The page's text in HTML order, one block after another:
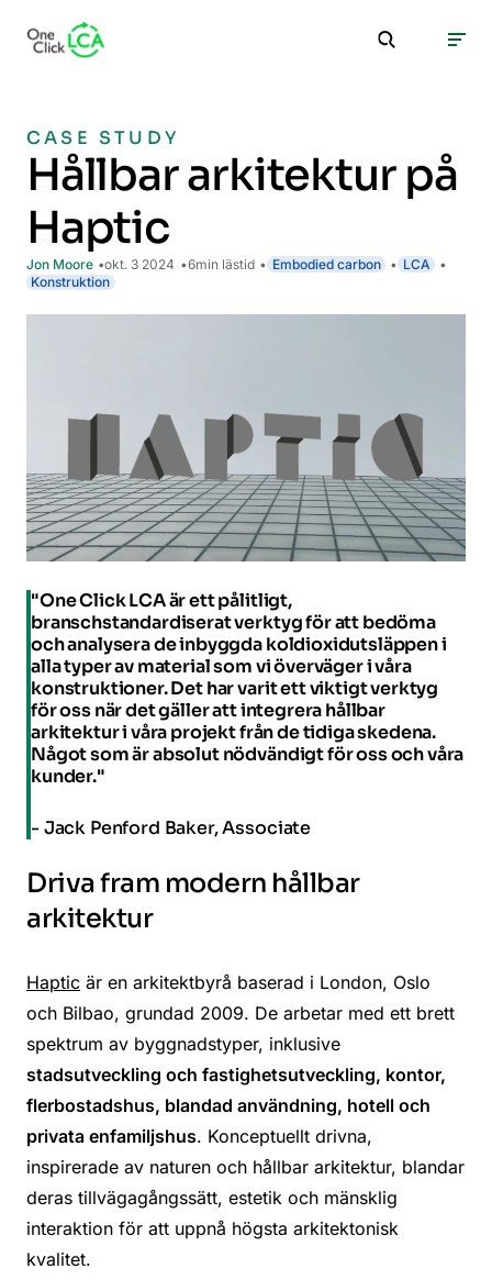
CASE STUDY
Hållbar arkitektur på
Haptic
Jon Moore okt. 3 2024 6min lästid Embodied carbon
LCA
Konstruktion
"One Click LCA är ett pålitligt,
branschstandardiserat verktyg för att bedöma
och analysera de inbyggda koldioxidutsläppen i
alla typer av material som vi överväger i våra
konstruktioner. Det har varit ett viktigt verktyg
för oss när det gäller att integrera hållbar
arkitektur i våra projekt från de tidiga skedena.
Något som är absolut nödvändigt för oss och våra
kunder."
- Jack Penford Baker, Associate
Driva fram modern hållbar
arkitektur
Haptic är en arkitektbyrå baserad i London, Oslo
och Bilbao, grundad 2009. De arbetar med ett brett
spektrum av byggnadstyper, inklusive
stadsutveckling och fastighetsutveckling, kontor,
flerbostadshus, blandad användning, hotell och
privata enfamiljshus. Konceptuellt drivna,
inspirerade av naturen och hållbar arkitektur, blandar
deras tillvägagångssätt, estetik och mänsklig
interaktion för att uppnå högsta arkitektonisk
kvalitet.